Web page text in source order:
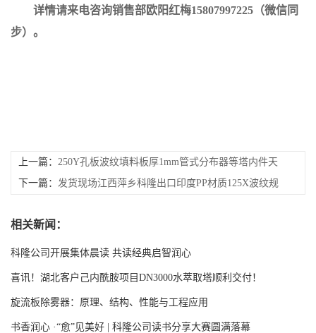
详情请来电咨询销售部欧阳红梅15807997225（微信同
步）。
上一篇： 250Y孔板波纹填料板厚1mm管式分布器等塔内件天
津某研究所刘经理柴工来江西萍乡科隆考察并定购
下一篇： 发货现场江西萍乡科隆出口印度PP材质125X波纹规
相关新闻：
科隆公司开展集体晨读 共读经典启智润心
喜讯！湖北客户己内酰胺项目DN3000水萃取塔顺利交付！
旋流板除雾器：原理、结构、性能与工程应用
书香润心 ·“愈”见美好 | 科隆公司读书分享大赛圆满落幕